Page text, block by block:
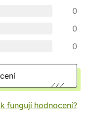
0
0
0
fungují hodnocení?